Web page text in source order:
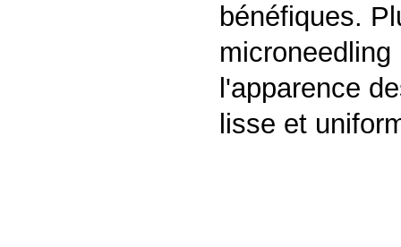
bénéfiques.
l'apparence
lisse et